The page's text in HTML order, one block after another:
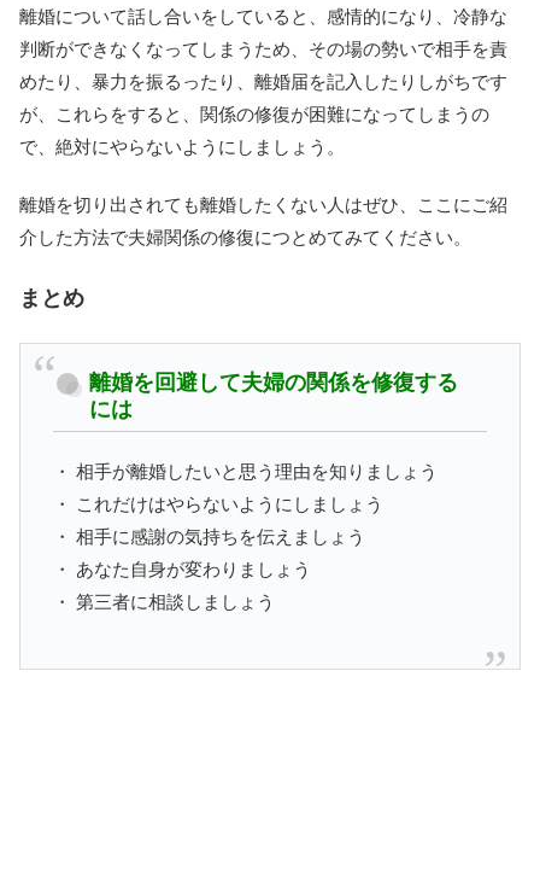
離婚について話し合いをしていると、感情的になり、冷静な
判断ができなくなってしまうため、その場の勢いで相手を責
めたり、暴力を振るったり、離婚届を記入したりしがちです
が、これらをすると、関係の修復が困難になってしまうの
で、絶対にやらないようにしましょう。
離婚を切り出されても離婚したくない人はぜひ、ここにご紹
介した方法で夫婦関係の修復につとめてみてください。
まとめ
離婚を回避して夫婦の関係を修復する
には
・ 相手が離婚したいと思う理由を知りましょう
・ これだけはやらないようにしましょう
・ 相手に感謝の気持ちを伝えましょう
・ あなた自身が変わりましょう
・ 第三者に相談しましょう